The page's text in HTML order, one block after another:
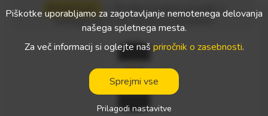
ponjavo. Zanesljiva podpora: Uradno prijavljeno delovno raz
merje ter stalne, dolgoročne prevozne naloge. Predvidljiva p
000 – 1.000.000 Ft/mesec] Lokacija: v bližini Debrecena Kaj
no podjetje v madžarski lasti Sistem upravljanja vozil Mlada,
Werkman
Profesionalni vozniki s
kategorijo C+E na Nizozemskem
Piškotke uporabljamo za zagotavljanje nemotenega delovanja
našega spletnega mesta.
Za več informacij si oglejte naš priročnik o zasebnosti.
Sprejmi vse
Prilagodi nastavitve